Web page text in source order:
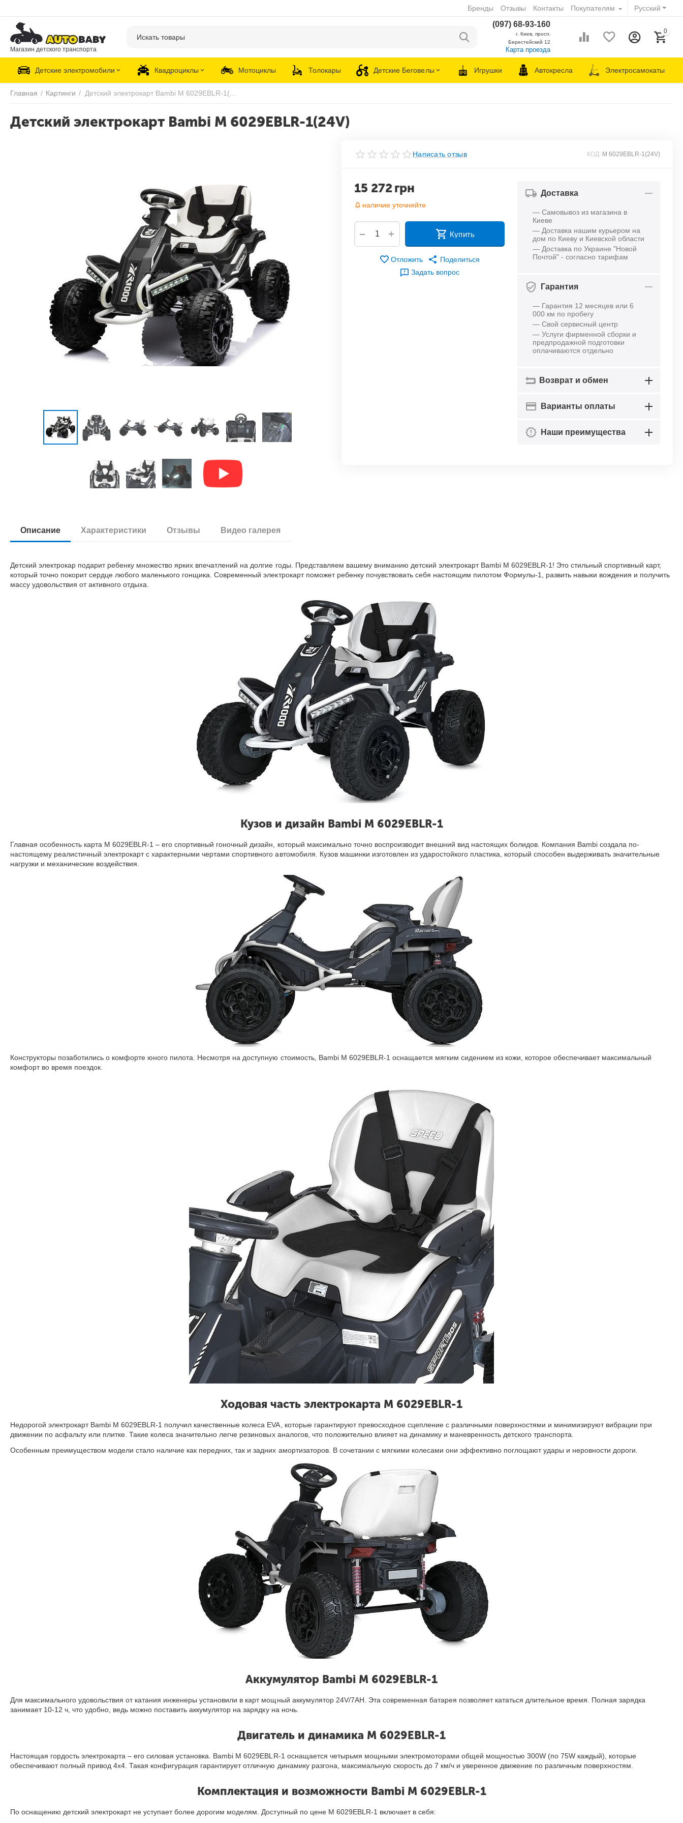
Русский
Бренды Отзывы Контакты Покупателям
Магазин детского транспорта
(097) 68-93-160
г. Киев, просп.
Берестейский 12
Карта проезда
0
Детские электромобили Квадроциклы Мотоциклы Толокары Детские Беговелы Игрушки Автокресла Электросамокаты
Главная / Картинги /
Детский электрокарт Bambi M 6029EBLR-1(24V)
Написать отзыв КОД: M 6029EBLR-1(24V)
15 272грн
наличие уточняйте
+
− Купить
Отложить
Поделиться
Задать вопрос
Доставка
— Самовывоз из магазина в
Киеве
— Доставка нашим курьером на
дом по Киеву и Киевской области
— Доставка по Украине "Новой
Почтой" - согласно тарифам
Гарантия
— Гарантия 12 месяцев или 6
000 км по пробегу
— Свой сервисный центр
— Услуги фирменной сборки и
предпродажной подготовки
оплачиваются отдельно
Возврат и обмен
Варианты оплаты
Наши преимущества
Описание Характеристики Отзывы Видео галерея
Детский электрокар подарит ребенку множество ярких впечатлений на долгие годы. Представляем вашему вниманию детский электрокарт Bambi M 6029EBLR-1! Это стильный спортивный карт,
который точно покорит сердце любого маленького гонщика. Современный электрокарт поможет ребенку почувствовать себя настоящим пилотом Формулы-1, развить навыки вождения и получить
массу удовольствия от активного отдыха.
Кузов и дизайн Bambi M 6029EBLR-1
Главная особенность карта M 6029EBLR-1 – его спортивный гоночный дизайн, который максимально точно воспроизводит внешний вид настоящих болидов. Компания Bambi создала по-
настоящему реалистичный электрокарт с характерными чертами спортивного автомобиля. Кузов машинки изготовлен из ударостойкого пластика, который способен выдерживать значительные
нагрузки и механические воздействия.
Конструкторы позаботились о комфорте юного пилота. Несмотря на доступную стоимость, Bambi M 6029EBLR-1 оснащается мягким сидением из кожи, которое обеспечивает максимальный
комфорт во время поездок.
Ходовая часть электрокарта M 6029EBLR-1
Недорогой электрокарт Bambi M 6029EBLR-1 получил качественные колеса EVA, которые гарантируют превосходное сцепление с различными поверхностями и минимизируют вибрации при
движении по асфальту или плитке. Такие колеса значительно легче резиновых аналогов, что положительно влияет на динамику и маневренность детского транспорта.
Особенным преимуществом модели стало наличие как передних, так и задних амортизаторов. В сочетании с мягкими колесами они эффективно поглощают удары и неровности дороги.
Аккумулятор Bambi M 6029EBLR-1
Для максимального удовольствия от катания инженеры установили в карт мощный аккумулятор 24V/7AH. Эта современная батарея позволяет кататься длительное время. Полная зарядка
занимает 10-12 ч, что удобно, ведь можно поставить аккумулятор на зарядку на ночь.
Двигатель и динамика M 6029EBLR-1
Настоящая гордость электрокарта – его силовая установка. Bambi M 6029EBLR-1 оснащается четырьмя мощными электромоторами общей мощностью 300W (по 75W каждый), которые
обеспечивают полный привод 4х4. Такая конфигурация гарантирует отличную динамику разгона, максимальную скорость до 7 км/ч и уверенное движение по различным поверхностям.
Комплектация и возможности Bambi M 6029EBLR-1
По оснащению детский электрокарт не уступает более дорогим моделям. Доступный по цене M 6029EBLR-1 включает в себя: